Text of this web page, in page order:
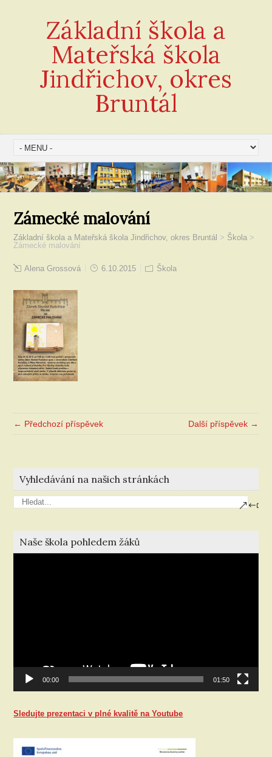
Základní škola a
Mateřská škola
Jindřichov, okres
Bruntál
Zámecké malování
Základní škola a Mateřská škola Jindřichov, okres Bruntál > Škola >
Zámecké malování
Alena Grossová 6.10.2015 Škola
← Předchozí příspěvek Další příspěvek →
Vyhledávání na našich stránkách
Naše škola pohledem žáků
00:00 01:50
Sledujte prezentaci v plné kvalitě na Youtube